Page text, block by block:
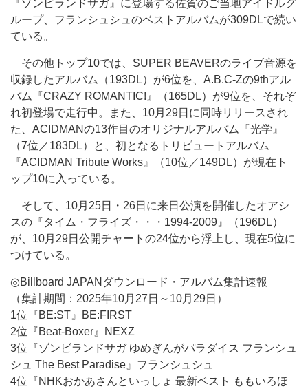
『ゾンビランドサガ』に登場する佐賀のご当地アイドルグ
ループ、フランシュシュのベストアルバムが309DLで続い
ている。
その他トップ10では、SUPER BEAVERのライブ音源を
収録したアルバム（193DL）が6位を、A.B.C-Zの9thアル
バム『CRAZY ROMANTIC!』（165DL）が9位を、それぞ
れ初登場で走行中。また、10月29日に同時リリースされ
た、ACIDMANの13作目のオリジナルアルバム『光学』
（7位／183DL）と、初となるトリビュートアルバム
『ACIDMAN Tribute Works』（10位／149DL）が現在ト
ップ10に入っている。
そして、10月25日・26日に来日公演を開催したオアシ
スの『タイム・フライズ・・・1994-2009』（196DL）
が、10月29日公開チャートの24位から浮上し、現在5位に
つけている。
◎Billboard JAPANダウンロード・アルバム集計速報
（集計期間：2025年10月27日～10月29日）
1位『BE:ST』BE:FIRST
2位『Beat-Boxer』NEXZ
3位『ゾンビランドサガ ゆめぎんがパラダイス フランシュ
シュ The Best Paradise』フランシュシュ
4位『NHKおかあさんといっしょ 最新ベスト ももいろほ